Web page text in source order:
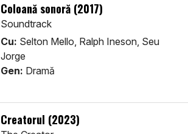
Coloană sonoră (2017)
Soundtrack
Cu: Selton Mello, Ralph Ineson, Seu
Jorge
Gen: Dramă
Creatorul (2023)